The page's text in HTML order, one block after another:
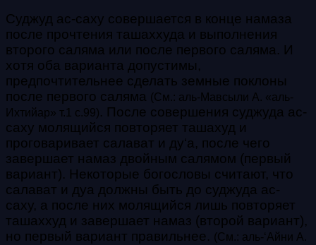
Суджуд ас-саху совершается в конце намаза
после прочтения ташаххуда и выполнения
второго саляма или после первого саляма. И
хотя оба варианта допустимы,
предпочтительнее сделать земные поклоны
после первого саляма (См.: аль-Мавсыли А. «аль-
Ихтийар» т.1 с.99). После совершения суджуда ас-
саху молящийся повторяет ташахуд и
проговаривает салават и ду‘а, после чего
завершает намаз двойным салямом (первый
вариант). Некоторые богословы считают, что
салават и дуа должны быть до суджуда ас-
саху, а после них молящийся лишь повторяет
ташаххуд и завершает намаз (второй вариант),
но первый вариант правильнее. (См.: аль-‘Айни А.